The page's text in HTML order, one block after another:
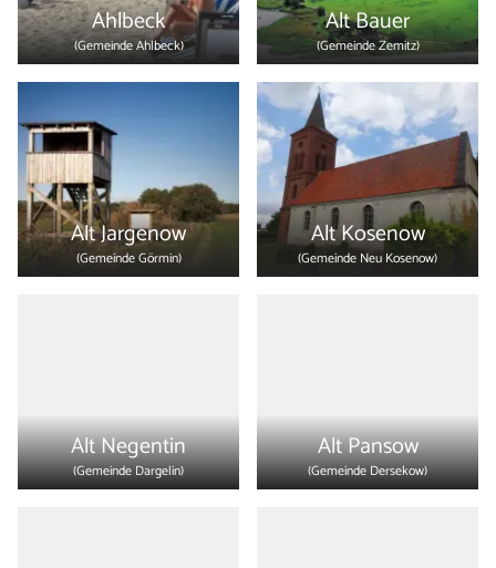
Ahlbeck
(GemeindeAhlbeck)
Alt Bauer
(GemeindeZemitz)
Alt Jargenow
(GemeindeGörmin)
Alt Kosenow
(Gemeinde Neu Kosenow)
Alt Negentin
(GemeindeDargelin)
Alt Pansow
(GemeindeDersekow)